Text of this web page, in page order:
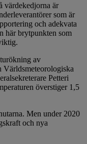
värdekedjorna är
som är
och adekvata
här brytpunkten som
av
Världsmeteorologiska
Petteri
överstiger 1,5
Men under 2020
och nya